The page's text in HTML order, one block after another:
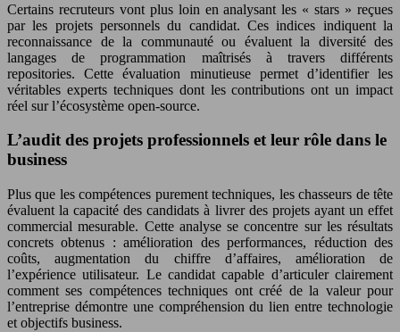
Certains recruteurs vont plus loin en analysant les « stars » reçues
par les projets personnels du candidat. Ces indices indiquent la
reconnaissance de la communauté ou évaluent la diversité des
langages de programmation maîtrisés à travers différents
repositories. Cette évaluation minutieuse permet d’identifier les
véritables experts techniques dont les contributions ont un impact
réel sur l’écosystème open-source.
L’audit des projets professionnels et leur rôle dans le
business
Plus que les compétences purement techniques, les chasseurs de tête
évaluent la capacité des candidats à livrer des projets ayant un effet
commercial mesurable. Cette analyse se concentre sur les résultats
concrets obtenus : amélioration des performances, réduction des
coûts, augmentation du chiffre d’affaires, amélioration de
l’expérience utilisateur. Le candidat capable d’articuler clairement
comment ses compétences techniques ont créé de la valeur pour
l’entreprise démontre une compréhension du lien entre technologie
et objectifs business.